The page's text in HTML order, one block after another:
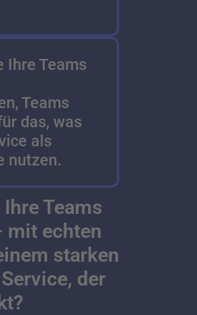
Ihre Teams
Teams
das, was
als
nutzen.
Teams
mit echten
starken
der